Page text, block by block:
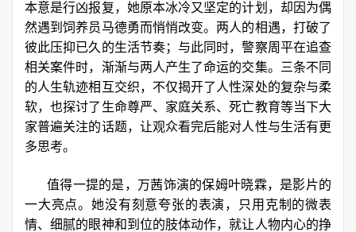
本意是行凶报复，她原本冰冷又坚定的计划，却因为偶
然遇到饲养员马德勇而悄悄改变。两人的相遇，打破了
彼此压抑已久的生活节奏；与此同时，警察周平在追查
相关案件时，渐渐与两人产生了命运的交集。三条不同
的人生轨迹相互交织，不仅揭开了人性深处的复杂与柔
软，也探讨了生命尊严、家庭关系、死亡教育等当下大
家普遍关注的话题，让观众看完后能对人性与生活有更
多思考。
值得一提的是，万茜饰演的保姆叶晓霖，是影片的
一大亮点。她没有刻意夸张的表演，只用克制的微表
情、细腻的眼神和到位的肢体动作，就让人物内心的挣